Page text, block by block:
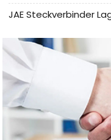
JAE Steckverbinder